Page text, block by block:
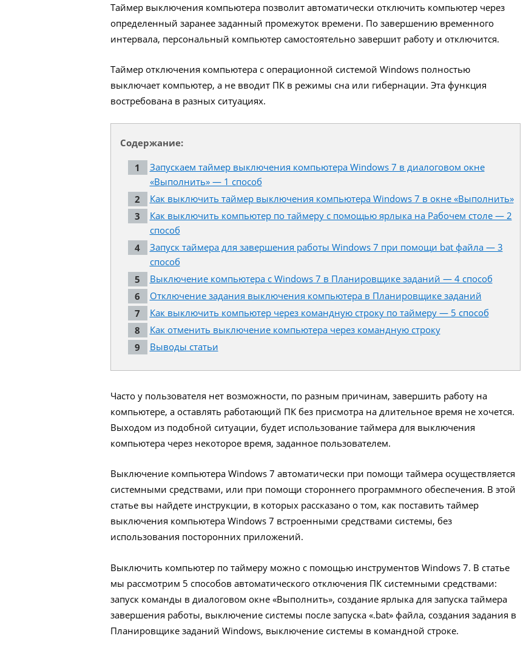
Таймер выключения компьютера позволит автоматически отключить компьютер через
определенный заранее заданный промежуток времени. По завершению временного
интервала, персональный компьютер самостоятельно завершит работу и отключится.
Таймер отключения компьютера с операционной системой Windows полностью
выключает компьютер, а не вводит ПК в режимы сна или гибернации. Эта функция
востребована в разных ситуациях.
Содержание:
Запускаем таймер выключения компьютера Windows 7 в диалоговом окне
«Выполнить» — 1 способ
Как выключить таймер выключения компьютера Windows 7 в окне «Выполнить»
Как выключить компьютер по таймеру с помощью ярлыка на Рабочем столе — 2
способ
Запуск таймера для завершения работы Windows 7 при помощи bat файла — 3
способ
Выключение компьютера с Windows 7 в Планировщике заданий — 4 способ
Отключение задания выключения компьютера в Планировщике заданий
Как выключить компьютер через командную строку по таймеру — 5 способ
Как отменить выключение компьютера через командную строку
Выводы статьи
Часто у пользователя нет возможности, по разным причинам, завершить работу на
компьютере, а оставлять работающий ПК без присмотра на длительное время не хочется.
Выходом из подобной ситуации, будет использование таймера для выключения
компьютера через некоторое время, заданное пользователем.
Выключение компьютера Windows 7 автоматически при помощи таймера осуществляется
системными средствами, или при помощи стороннего программного обеспечения. В этой
статье вы найдете инструкции, в которых рассказано о том, как поставить таймер
выключения компьютера Windows 7 встроенными средствами системы, без
использования посторонних приложений.
Выключить компьютер по таймеру можно с помощью инструментов Windows 7. В статье
мы рассмотрим 5 способов автоматического отключения ПК системными средствами:
запуск команды в диалоговом окне «Выполнить», создание ярлыка для запуска таймера
завершения работы, выключение системы после запуска «.bat» файла, создания задания в
Планировщике заданий Windows, выключение системы в командной строке.